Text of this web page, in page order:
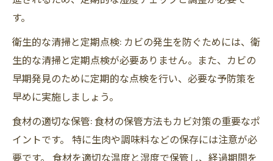
す。
衛生的な清掃と定期点検: カビの発生を防ぐためには、衛
生的な清掃と定期点検が必要ありません。また、カビの
早期発見のために定期的な点検を行い、必要な予防策を
早めに実施しましょう。
食材の適切な保管: 食材の保管方法もカビ対策の重要なポ
イントです。 特に生肉や調味料などの保存には注意が必
要です。 食材を適切な温度と湿度で保管し、経過期間を